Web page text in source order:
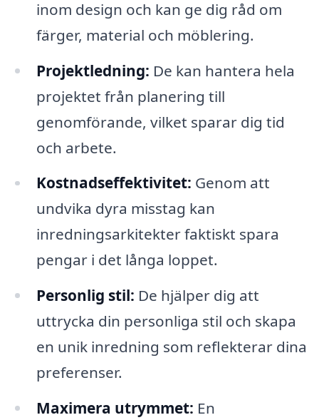
inom design och kan ge dig råd om
färger, material och möblering.
Projektledning: De kan hantera hela
projektet från planering till
genomförande, vilket sparar dig tid
och arbete.
Kostnadseffektivitet: Genom att
undvika dyra misstag kan
inredningsarkitekter faktiskt spara
pengar i det långa loppet.
Personlig stil: De hjälper dig att
uttrycka din personliga stil och skapa
en unik inredning som reflekterar dina
preferenser.
Maximera utrymmet: En